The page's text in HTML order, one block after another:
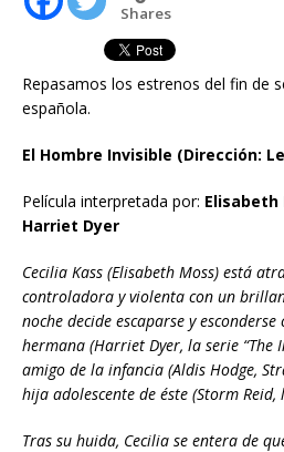
Shares
Repasamos los estrenos del fin de
española.
El Hombre Invisible (Dirección:
Película interpretada por: Elisabeth
Harriet Dyer
Cecilia Kass (Elisabeth Moss) está
controladora y violenta con un
noche decide escaparse y
hermana (Harriet Dyer, la serie “The
amigo de la infancia (Aldis Hodge,
hija adolescente de éste (Storm Reid,
Tras su huida, Cecilia se entera de